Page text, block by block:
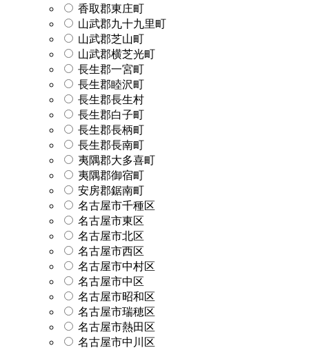
香取郡東庄町
山武郡九十九里町
山武郡芝山町
山武郡横芝光町
長生郡一宮町
長生郡睦沢町
長生郡長生村
長生郡白子町
長生郡長柄町
長生郡長南町
夷隅郡大多喜町
夷隅郡御宿町
安房郡鋸南町
名古屋市千種区
名古屋市東区
名古屋市北区
名古屋市西区
名古屋市中村区
名古屋市中区
名古屋市昭和区
名古屋市瑞穂区
名古屋市熱田区
名古屋市中川区